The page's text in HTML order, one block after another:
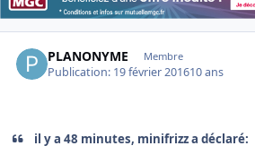
PLANONYME Membre
Publication: 19 février 201610 ans
il y a 48 minutes, minifrizz a déclaré: